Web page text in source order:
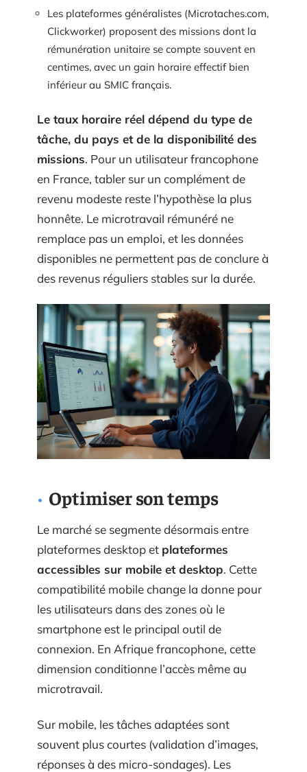
Les plateformes généralistes (Microtaches.com,
Clickworker) proposent des missions dont la
rémunération unitaire se compte souvent en
centimes, avec un gain horaire effectif bien
inférieur au SMIC français.
Le taux horaire réel dépend du type de
tâche, du pays et de la disponibilité des
missions. Pour un utilisateur francophone
en France, tabler sur un complément de
revenu modeste reste l’hypothèse la plus
honnête. Le microtravail rémunéré ne
remplace pas un emploi, et les données
disponibles ne permettent pas de conclure à
des revenus réguliers stables sur la durée.
Optimiser son temps
Le marché se segmente désormais entre
plateformes desktop et plateformes
accessibles sur mobile et desktop. Cette
compatibilité mobile change la donne pour
les utilisateurs dans des zones où le
smartphone est le principal outil de
connexion. En Afrique francophone, cette
dimension conditionne l’accès même au
microtravail.
Sur mobile, les tâches adaptées sont
souvent plus courtes (validation d’images,
réponses à des micro-sondages). Les